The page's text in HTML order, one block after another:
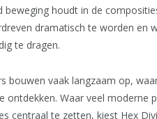
beweging houdt in de
dramatisch te worden en
te dragen.
bouwen vaak langzaam op,
ontdekken. Waar veel moderne
centraal te zetten, kiest Hex